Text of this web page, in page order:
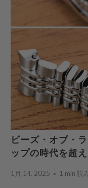
ビーズ・オブ・
ップの時代を超
1月 14, 2025 1 min 読